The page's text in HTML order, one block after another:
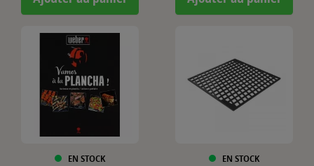
EN STOCK EN STOCK